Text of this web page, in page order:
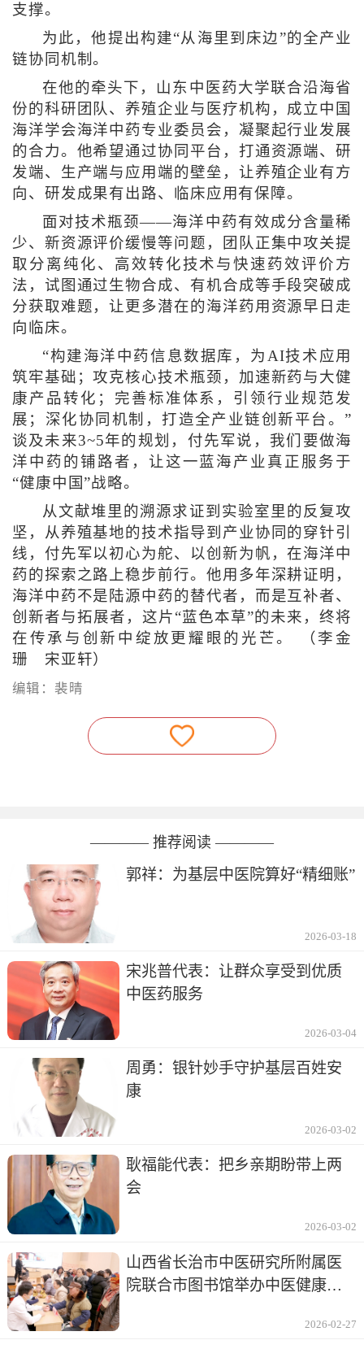
支撑。
为此，他提出构建“从海里到床边”的全产业
链协同机制。
在他的牵头下，山东中医药大学联合沿海省
份的科研团队、养殖企业与医疗机构，成立中国
海洋学会海洋中药专业委员会，凝聚起行业发展
的合力。他希望通过协同平台，打通资源端、研
发端、生产端与应用端的壁垒，让养殖企业有方
向、研发成果有出路、临床应用有保障。
面对技术瓶颈——海洋中药有效成分含量稀
少、新资源评价缓慢等问题，团队正集中攻关提
取分离纯化、高效转化技术与快速药效评价方
法，试图通过生物合成、有机合成等手段突破成
分获取难题，让更多潜在的海洋药用资源早日走
向临床。
“构建海洋中药信息数据库，为AI技术应用
筑牢基础；攻克核心技术瓶颈，加速新药与大健
康产品转化；完善标准体系，引领行业规范发
展；深化协同机制，打造全产业链创新平台。”
谈及未来3~5年的规划，付先军说，我们要做海
洋中药的铺路者，让这一蓝海产业真正服务于
“健康中国”战略。
从文献堆里的溯源求证到实验室里的反复攻
坚，从养殖基地的技术指导到产业协同的穿针引
线，付先军以初心为舵、以创新为帆，在海洋中
药的探索之路上稳步前行。他用多年深耕证明，
海洋中药不是陆源中药的替代者，而是互补者、
创新者与拓展者，这片“蓝色本草”的未来，终将
在传承与创新中绽放更耀眼的光芒。 （李金
珊 宋亚轩）
编辑：裴晴
———— 推荐阅读 ————
郭祥：为基层中医院算好“精细账”
2026-03-18
宋兆普代表：让群众享受到优质
中医药服务
2026-03-04
周勇：银针妙手守护基层百姓安
康
2026-03-02
耿福能代表：把乡亲期盼带上两
会
2026-03-02
山西省长治市中医研究所附属医
院联合市图书馆举办中医健康讲
2026-02-27